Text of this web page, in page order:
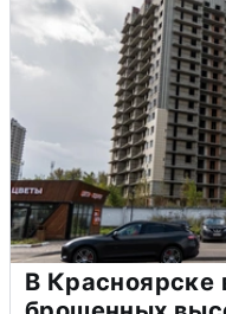
В Красноярске